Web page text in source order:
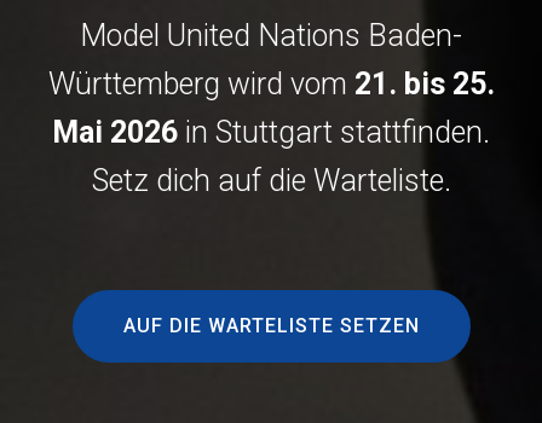
Model United Nations Baden-
Württemberg wird vom 21. bis 25.
Mai 2026 in Stuttgart stattfinden.
Setz dich auf die Warteliste.
AUF DIE WARTELISTE SETZEN